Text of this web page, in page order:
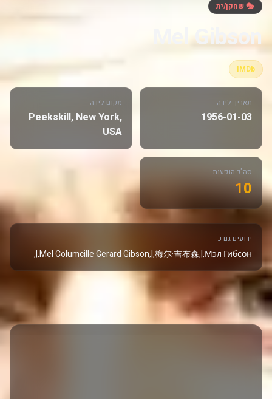
🎭 שחקן/ית
Mel Gibson
IMDb
תאריך לידה
1956-01-03
מקום לידה
Peekskill, New York,
USA
סה"כ הופעות
10
ידועים גם כ
Mel Columcille Gerard Gibson,|,梅尔·吉布森,|,Мэл Гибсон,|,